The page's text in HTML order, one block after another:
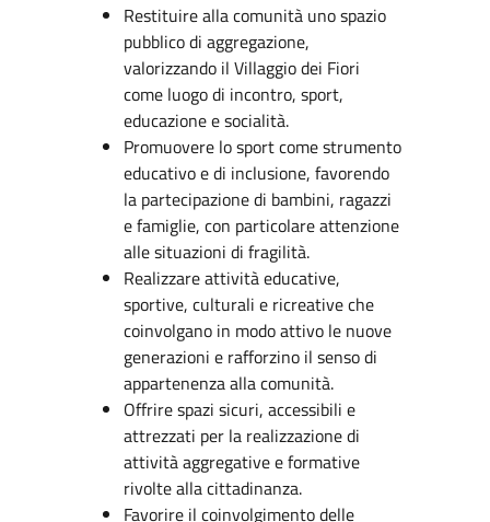
Restituire alla comunità uno spazio
pubblico di aggregazione,
valorizzando il Villaggio dei Fiori
come luogo di incontro, sport,
educazione e socialità.
Promuovere lo sport come strumento
educativo e di inclusione, favorendo
la partecipazione di bambini, ragazzi
e famiglie, con particolare attenzione
alle situazioni di fragilità.
Realizzare attività educative,
sportive, culturali e ricreative che
coinvolgano in modo attivo le nuove
generazioni e rafforzino il senso di
appartenenza alla comunità.
Offrire spazi sicuri, accessibili e
attrezzati per la realizzazione di
attività aggregative e formative
rivolte alla cittadinanza.
Favorire il coinvolgimento delle